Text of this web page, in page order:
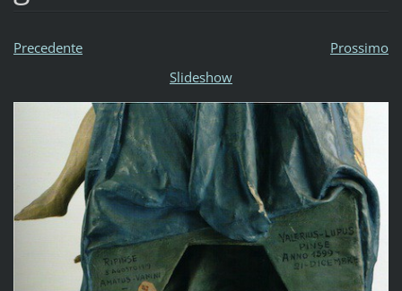
Precedente
Prossimo
Slideshow